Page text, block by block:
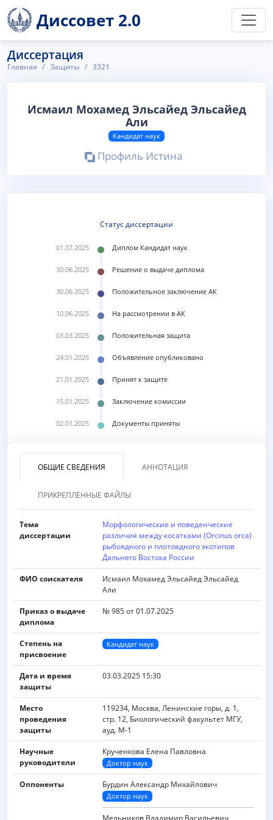
Диссовет 2.0
Диссертация
Главная Защиты 3321
Исмаил Мохамед Эльсайед Эльсайед
Али
Кандидат наук
Профиль Истина
Статус диссертации
01.07.2025 Диплом Кандидат наук
30.06.2025 Решение о выдаче диплома
30.06.2025 Положительное заключение АК
10.06.2025 На рассмотрении в АК
03.03.2025 Положительная защита
24.01.2025 Объявление опубликовано
21.01.2025 Принят к защите
15.01.2025 Заключение комиссии
02.01.2025 Документы приняты
ОБЩИЕ СВЕДЕНИЯ АННОТАЦИЯ
ПРИКРЕПЛЕННЫЕ ФАЙЛЫ
Тема
диссертации
Морфологические и поведенческие
различия между косатками (Orcinus orca)
рыбоядного и плотоядного экотипов
Дальнего Востока России
ФИО соискателя
Исмаил Мохамед Эльсайед Эльсайед
Али
Приказ о выдаче
диплома
№ 985 от 01.07.2025
Степень на
присвоение
Кандидат наук
Дата и время
защиты
03.03.2025 15:30
Место
проведения
защиты
119234, Москва, Ленинские горы, д. 1,
стр. 12, Биологический факультет МГУ,
ауд. M-1
Научные
руководители
Крученкова Елена Павловна
Доктор наук
Оппоненты Бурдин Александр Михайлович
Доктор наук
Мельников Владимир Васильевич